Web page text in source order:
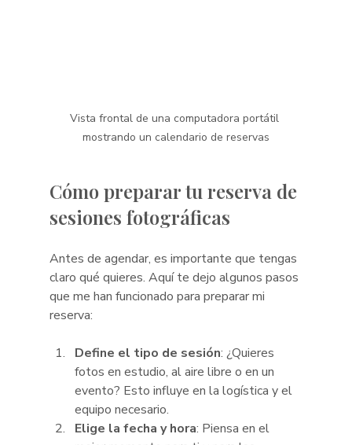
Vista frontal de una computadora portátil
mostrando un calendario de reservas
Cómo preparar tu reserva de
sesiones fotográficas
Antes de agendar, es importante que tengas
claro qué quieres. Aquí te dejo algunos pasos
que me han funcionado para preparar mi
reserva:
Define el tipo de sesión: ¿Quieres
fotos en estudio, al aire libre o en un
evento? Esto influye en la logística y el
equipo necesario.
Elige la fecha y hora: Piensa en el